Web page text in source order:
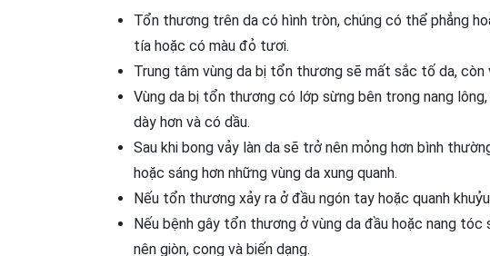
Tổn thương trên da có hình tròn, chúng có thể phẳng
tía hoặc có màu đỏ tươi.
Trung tâm vùng da bị tổn thương sẽ mất sắc tố da, còn
Vùng da bị tổn thương có lớp sừng bên trong nang
dày hơn và có dầu.
Sau khi bong vảy làn da sẽ trở nên mỏng hơn bình
hoặc sáng hơn những vùng da xung quanh.
Nếu tổn thương xảy ra ở đầu ngón tay hoặc quanh
Nếu bệnh gây tổn thương ở vùng da đầu hoặc nang
nên giòn, cong và biến dạng.